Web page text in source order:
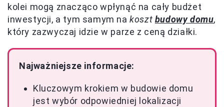
kolei mogą znacząco wpłynąć na cały budżet
inwestycji, a tym samym nakoszt budowy domu,
który zazwyczaj idzie w parze z ceną działki.
Najważniejsze informacje:
Kluczowym krokiem w budowie domu
jest wybór odpowiedniej lokalizacji